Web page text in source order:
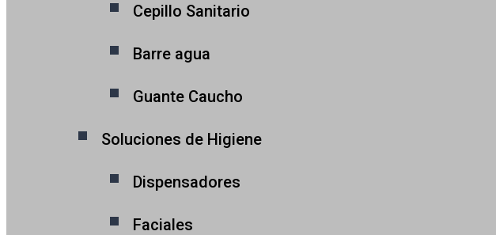
Cepillo Sanitario
Barre agua
Guante Caucho
Soluciones de Higiene
Dispensadores
Faciales